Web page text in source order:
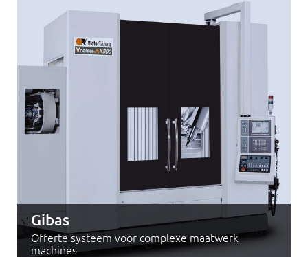
Gibas
Offerte systeem voor complexe maatwerk
machines